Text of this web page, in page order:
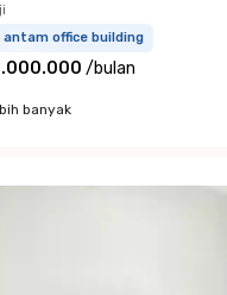
office building
/bulan
banyak